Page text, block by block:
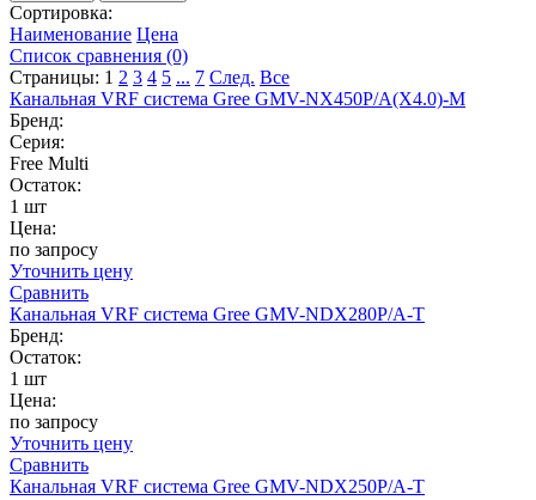
Сортировка:
Наименование Цена
Список сравнения (0)
Страницы: 1 2 3 4 5 ... 7 След. Все
Канальная VRF система Gree GMV-NX450P/A(X4.0)-M
Бренд:
Серия:
Free Multi
Остаток:
1 шт
Цена:
по запросу
Уточнить цену
Сравнить
Канальная VRF система Gree GMV-NDX280P/A-T
Бренд:
Остаток:
1 шт
Цена:
по запросу
Уточнить цену
Сравнить
Канальная VRF система Gree GMV-NDX250P/A-T